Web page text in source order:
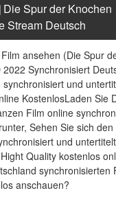
Die Spur der Knochen
Stream Deutsch
Film ansehen (Die Spur
Synchronisiert
synchronisiert und
KostenlosLaden Sie
Film online
Sehen Sie sich
und
Quality kostenlos
synchronisierten
anschauen?